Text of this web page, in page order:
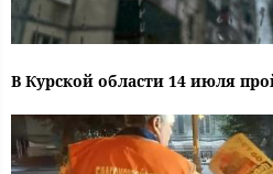
В Курской области 14 июля